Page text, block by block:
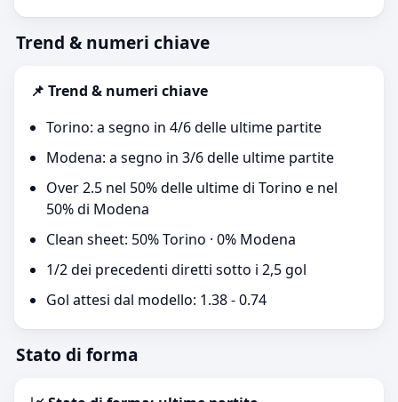
Trend & numeri chiave
📌 Trend & numeri chiave
Torino: a segno in 4/6 delle ultime partite
Modena: a segno in 3/6 delle ultime partite
Over 2.5 nel 50% delle ultime di Torino e nel
50% di Modena
Clean sheet: 50% Torino · 0% Modena
1/2 dei precedenti diretti sotto i 2,5 gol
Gol attesi dal modello: 1.38 - 0.74
Stato di forma